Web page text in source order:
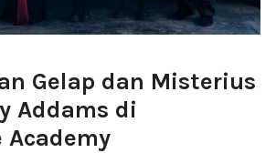
Gelap dan Misterius
Addams di
Academy